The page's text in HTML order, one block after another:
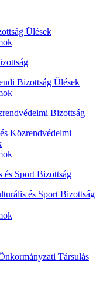
Ülések
Bizottság Ülések
Bizottság
Közrendvédelmi
és Sport Bizottság
és Sport Bizottság
Társulás